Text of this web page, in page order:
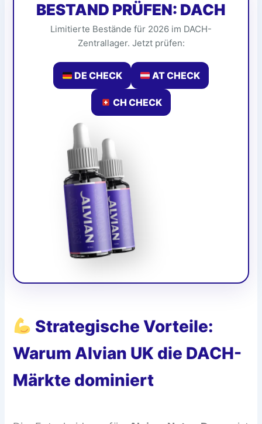
BESTAND PRÜFEN: DACH
Limitierte Bestände für 2026 im DACH-
Zentrallager. Jetzt prüfen:
DE CHECK AT CHECK
CH CHECK
Strategische Vorteile:
Warum Alvian UK die DACH-
Märkte dominiert